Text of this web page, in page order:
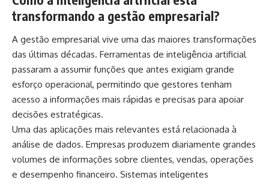
transformando a gestão empresarial?
A gestão empresarial vive uma das maiores transformações
das últimas décadas. Ferramentas de inteligência artificial
passaram a assumir funções que antes exigiam grande
esforço operacional, permitindo que gestores tenham
acesso a informações mais rápidas e precisas para apoiar
decisões estratégicas.
Uma das aplicações mais relevantes está relacionada à
análise de dados. Empresas produzem diariamente grandes
volumes de informações sobre clientes, vendas, operações
e desempenho financeiro. Sistemas inteligentes